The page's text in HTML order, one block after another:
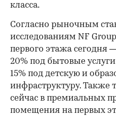
класса.
Согласно рыночным
исследованиям NF
первого этажа сегодня
20% под бытовые
15% под детскую и
инфраструктуру. Также
сейчас в премиальных
помещения на первых